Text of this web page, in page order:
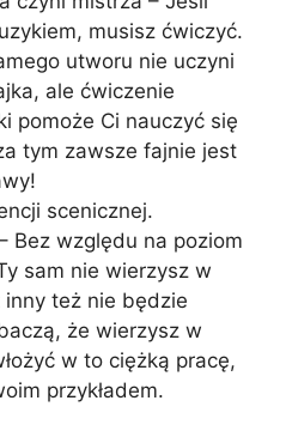
musisz ćwiczyć.
utworu nie uczyni
ale ćwiczenie
pomoże Ci nauczyć się
tym zawsze fajnie jest
scenicznej.
Bez względu na poziom
sam nie wierzysz w
też nie będzie
że wierzysz w
w to ciężką pracę,
przykładem.